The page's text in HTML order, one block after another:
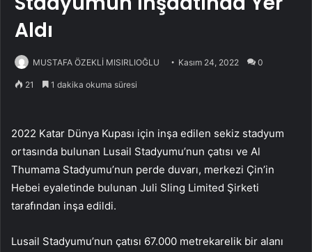
Aldı
MUSTAFA ÖZEKLİ MISIRLIOĞLU Kasım 24, 2022 0
21 1 dakika okuma süresi
2022 Katar Dünya Kupası için inşa edilen sekiz stadyum
ortasında bulunan Lusail Stadyumu’nun çatısı ve Al
Thumama Stadyumu’nun perde duvarı, merkezi Çin’in
Hebei eyaletinde bulunan Juli Sling Limited Şirketi
tarafından inşa edildi.
Lusail Stadyumu’nun çatısı 67.000 metrekarelik bir alanı